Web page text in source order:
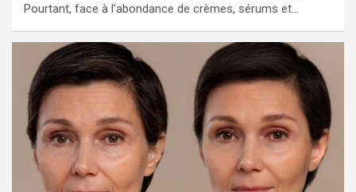
Pourtant, face à l’abondance de crèmes, sérums et…